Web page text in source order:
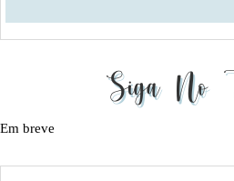
Siga No
Em breve